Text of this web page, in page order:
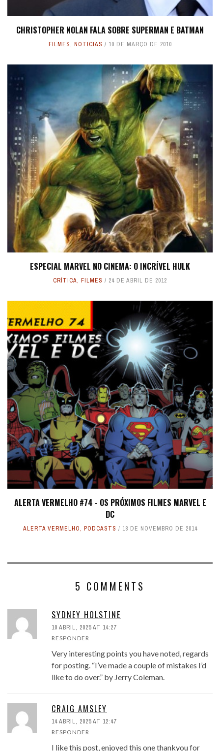
CHRISTOPHER NOLAN FALA SOBRE SUPERMAN E BATMAN
FILMES, NOTICIAS 10 DE MARÇO DE 2010
ESPECIAL MARVEL NO CINEMA: O INCRÍVEL HULK
CRÍTICA, FILMES 24 DE ABRIL DE 2012
ALERTA VERMELHO #74 - OS PRÓXIMOS FILMES MARVEL E
DC
ALERTA VERMELHO, PODCASTS 18 DE NOVEMBRO DE 2014
5 COMMENTS
SYDNEY HOLSTINE
10 ABRIL, 2025 AT 14:27
RESPONDER
Very interesting points you have noted, regards
for posting. “I’ve made a couple of mistakes I’d
like to do over.” by Jerry Coleman.
CRAIG AMSLEY
14 ABRIL, 2025 AT 12:47
RESPONDER
I like this post, enjoyed this one thankyou for